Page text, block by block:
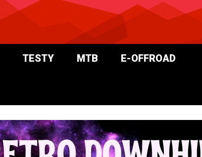
TESTY MTB E-OFFROAD